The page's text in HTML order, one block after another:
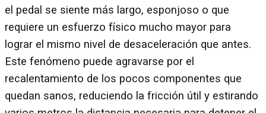
el pedal se siente más largo, esponjoso o que
requiere un esfuerzo físico mucho mayor para
lograr el mismo nivel de desaceleración que antes.
Este fenómeno puede agravarse por el
recalentamiento de los pocos componentes que
quedan sanos, reduciendo la fricción útil y estirando